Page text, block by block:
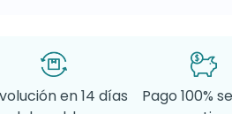
en 14 días
Pago 100%